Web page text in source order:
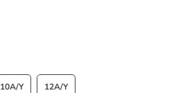
10A/Y 12A/Y